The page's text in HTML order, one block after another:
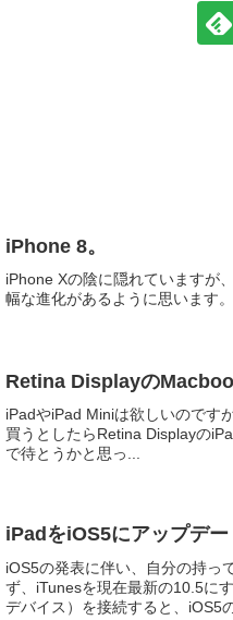
iPhone 8。
iPhone Xの陰に隠れていますが
幅な進化があるように思います。
Retina Displayの
iPadやiPad Miniは欲しいのです
買うとしたらRetina Displayの
で待とうかと思っ...
iPadをiOS5にアップデー
iOS5の発表に伴い、自分の持っ
ず、iTunesを現在最新の10.5に
デバイス）を接続すると、iOS5